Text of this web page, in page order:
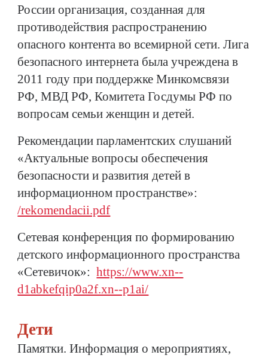
России организация, созданная для
противодействия распространению
опасного контента во всемирной сети. Лига
безопасного интернета была учреждена в
2011 году при поддержке Минкомсвязи
РФ, МВД РФ, Комитета Госдумы РФ по
вопросам семьи женщин и детей.
Рекомендации парламентских слушаний
«Актуальные вопросы обеспечения
безопасности и развития детей в
информационном пространстве»:
/rekomendacii.pdf
Сетевая конференция по формированию
детского информационного пространства
«Сетевичок»:https://www.xn--
d1abkefqip0a2f.xn--p1ai/
Дети
Памятки. Информация о мероприятиях,